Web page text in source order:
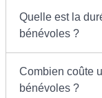
Quelle est la
bénévoles ?
Combien coûte
bénévoles ?